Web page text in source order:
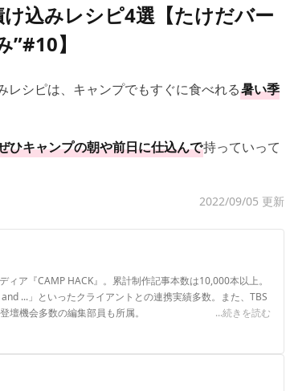
込みレシピ4選【たけだバー
】
シピは、キャンプでもすぐに食べれる暑い季
ひキャンプの朝や前日に仕込んで持っていって
2022/09/05 更新
ア『CAMP HACK』。累計制作記事本数は10,000本以上。
...」といったクライアントとの連携実績多数。また、TBS
壇機会多数の編集部員も所属。
...続きを読む